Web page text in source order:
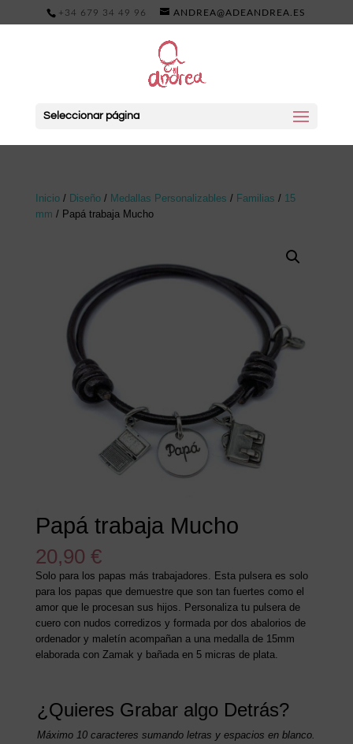
+34 679 34 49 96 ANDREA@ADEANDREA.ES
Seleccionar página
Inicio/ Diseño/ Medallas Personalizables / Familias / 15
mm / Papá trabaja Mucho
Papá trabaja Mucho
20,90 €
Solo para los papas más trabajadores. Esta pulsera es solo
para los papas que demuestre que son tan fuertes como el
amor que le procesan sus hijos. Personaliza tu pulsera de
cuero con nudos corredizos y formada por dos abalorios de
ordenador y maletín acompañan a una medalla de 15mm
elaborada con Zamak y bañada en 5 micras de plata.
¿Quieres Grabar algo Detrás?
Máximo 10 caracteres sumando letras y espacios en blanco.